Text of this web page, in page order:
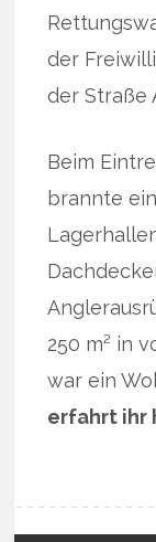
der
der Straße
Beim
brannte
250 m² in
war ein
erfahrt ihr